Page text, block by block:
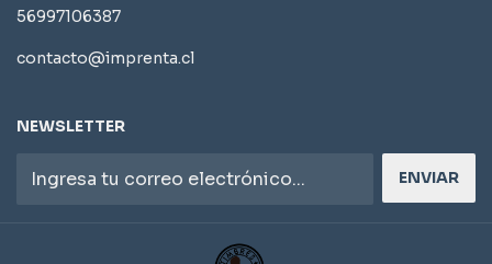
56997106387
contacto@imprenta.cl
NEWSLETTER